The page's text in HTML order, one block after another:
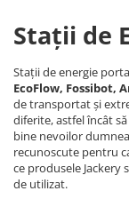
Stații de
Stații de energie
EcoFlow, Fossibot,
de transportat și
diferite, astfel încât
bine nevoilor
recunoscute pentru
ce produsele
de utilizat.